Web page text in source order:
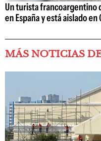
Un turista francoargentino
en España y está aislado en
MÁS NOTICIAS